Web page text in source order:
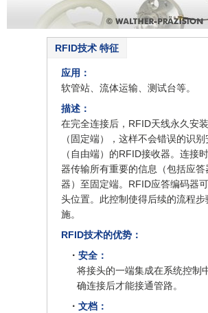
RFID技术 特征
应用：
软管站、流体运输、测试台等。
描述：
在完全连接后，RFID天线永久安
（固定端），这样不会错误的识
（自由端）的RFID接收器。连接
器传输所有重要的信息（包括应
器）至固定端。RFID应答编码器
头位置。此控制使得后续的流程
施。
RFID技术的优势：
· 安全：
将接头的一端集成在系统控制
确连接后才能接通管路。
· 文档：